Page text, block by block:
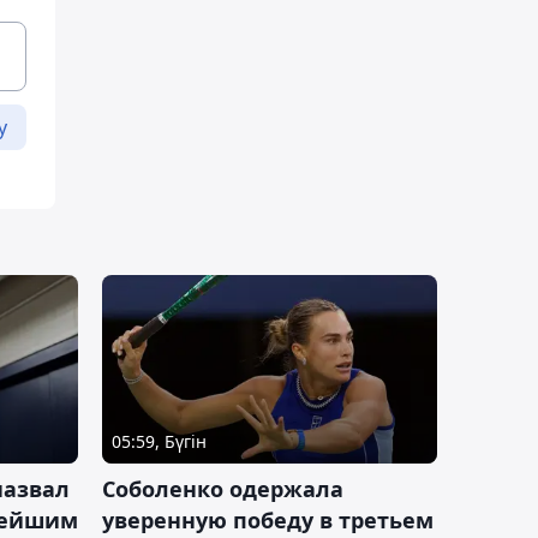
05:59, Бүгін
Соболенко одержала
уверенную победу в третьем